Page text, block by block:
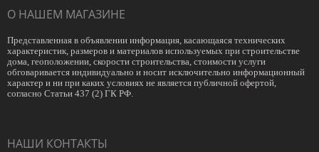
О НАШЕМ МАГАЗИНЕ
Представленная в объявлении информация, касающаяся технических
характеристик, размеров и материалов используемых при строительстве
дома, геоположении, скорости строительства, стоимости услуги
обговаривается индивидуально и носит исключительно информационный
характер и ни при каких условиях не является публичной офертой,
согласно Статьи 437 (2) ГК РФ.
НАШИ КОНТАКТЫ